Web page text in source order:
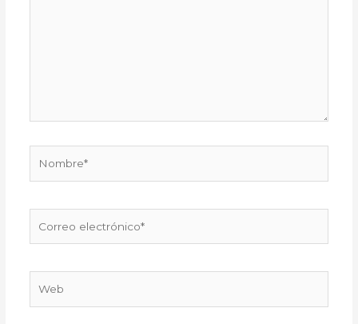
electrónico*